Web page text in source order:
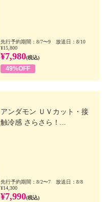
先行予約期間：8/7〜9 放送日：8/10
¥15,800
¥7,980(税込)
49%OFF
アンダモン ＵＶカット・接
触冷感 さらさら！...
先行予約期間：8/2〜7 放送日：8/8
¥14,300
¥7,990(税込)